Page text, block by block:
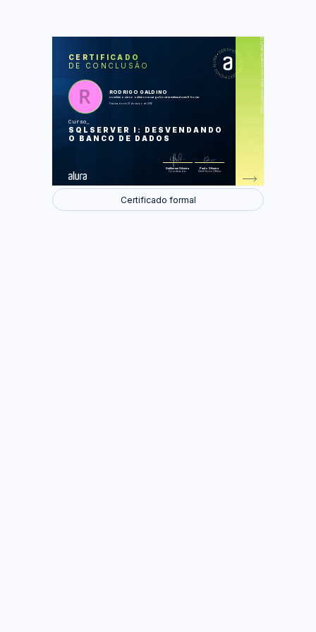
CERTIFICADO
DE CONCLUSÃO
RODRIGO GALDINO
concluiu o curso online com carga horária estimada em 9 horas.
Finalizado em 01 de março de 2016
Curso
SQLSERVER I: DESVENDANDO
O BANCO DE DADOS
Guilherme Silveira
Coordenador
Paulo Silveira
Chief Vision Officer
https://cursos.alura.com.br/certificate/f3184343689dde80e3a5883692fb5a04
LAS
Consultando os dados
Atualizando e excluindo dados
Agrupando dados e fazendo
Foram feitas 37 de 37 atividades.
Certificado formal